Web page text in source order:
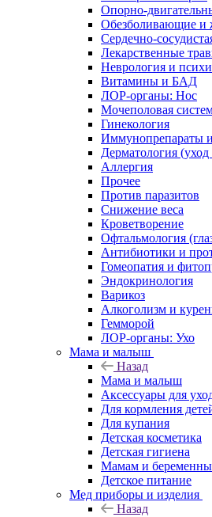
Опорно-
Обезболивающие
Сердечно-
Лекарственные
Неврология и
Витамины и БАД
ЛОР-органы: Нос
Мочеполовая
Гинекология
Иммунопрепараты
Дерматология (уход
Аллергия
Прочее
Против паразитов
Снижение веса
Кроветворение
Офтальмология
Антибиотики и
Гомеопатия и
Эндокринология
Варикоз
Алкоголизм и
Гемморой
ЛОР-органы: Ухо
Мама и малыш
Назад
Мама и малыш
Аксессуары для
Для кормления
Для купания
Детская косметика
Детская гигиена
Мамам и
Детское питание
Мед приборы и изделия
Назад